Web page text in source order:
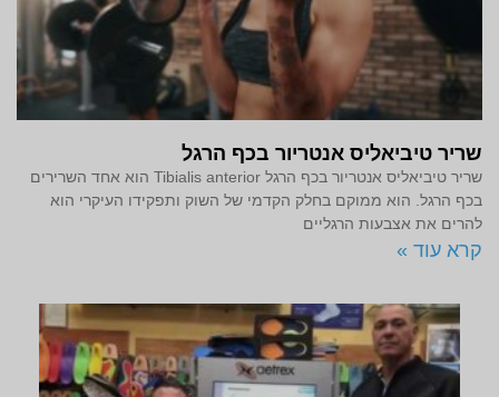
שריר טיביאליס אנטריור בכף הרגל
שריר טיביאליס אנטריור בכף הרגל Tibialis anterior הוא אחד השרירים
בכף הרגל. הוא ממוקם בחלק הקדמי של השוק ותפקידו העיקרי הוא
להרים את אצבעות הרגליים
קרא עוד »